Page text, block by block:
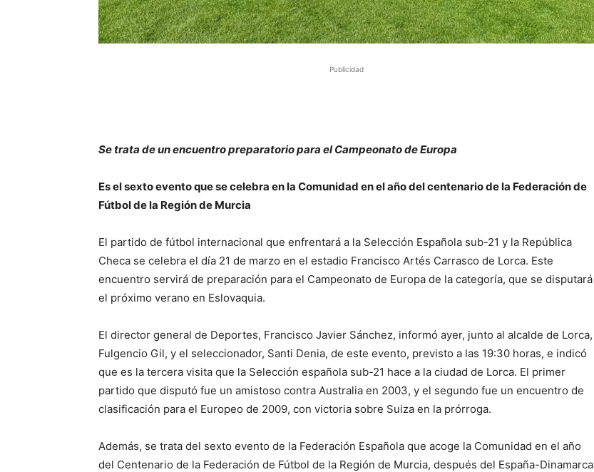
Publicidad
Se trata de un encuentro preparatorio para el Campeonato de Europa
Es el sexto evento que se celebra en la Comunidad en el año del centenario de la Federación de
Fútbol de la Región de Murcia
El partido de fútbol internacional que enfrentará a la Selección Española sub-21 y la República
Checa se celebra el día 21 de marzo en el estadio Francisco Artés Carrasco de Lorca. Este
encuentro servirá de preparación para el Campeonato de Europa de la categoría, que se disputará
el próximo verano en Eslovaquia.
El director general de Deportes, Francisco Javier Sánchez, informó ayer, junto al alcalde de Lorca,
Fulgencio Gil, y el seleccionador, Santi Denia, de este evento, previsto a las 19:30 horas, e indicó
que es la tercera visita que la Selección española sub-21 hace a la ciudad de Lorca. El primer
partido que disputó fue un amistoso contra Australia en 2003, y el segundo fue un encuentro de
clasificación para el Europeo de 2009, con victoria sobre Suiza en la prórroga.
Además, se trata del sexto evento de la Federación Española que acoge la Comunidad en el año
del Centenario de la Federación de Fútbol de la Región de Murcia, después del España-Dinamarca